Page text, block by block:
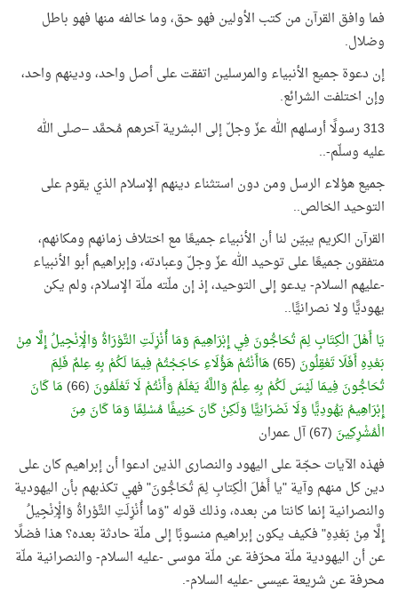
فما وافق القرآن من كتب الأولين فهو حق، وما خالفه منها فهو باطل
وضلال.
إن دعوة جميع الأنبياء والمرسلين اتفقت على أصل واحد، ودينهم واحد،
وإن اختلفت الشرائع.
313 رسولًا أرسلهم الله عزّ وجلّ إلى البشرية آخرهم مُحمَّد –صلى الله
عليه وسلّم-..
جميع هؤلاء الرسل ومن دون استثناء دينهم الإسلام الذي يقوم على
التوحيد الخالص..
القرآن الكريم يبيّن لنا أن الأنبياء جميعًا مع اختلاف زمانهم ومكانهم،
متفقون جميعًا على توحيد الله عزّ وجلّ وعبادته، وإبراهيم أبو الأنبياء
-عليهم السلام- يدعو إلى التوحيد، إذ إن ملّته ملّة الإسلام، ولم يكن
يهوديًّا ولا نصرانيًّا..
يَا أَهْلَ الْكِتَابِ لِمَ تُحَاجُّونَ فِي إِبْرَاهِيمَ وَمَا أُنْزِلَتِ التَّوْرَاةُ وَالْإِنْجِيلُ إِلَّا مِنْ
بَعْدِهِ أَفَلَا تَعْقِلُونَ (65)
هَاأَنْتُمْ هَؤُلَاءِ حَاجَجْتُمْ فِيمَا لَكُمْ بِهِ عِلمٌ فَلِمَ
تُحَاجُّونَ فِيمَا لَيْسَ لَكُمْ بِهِ عِلْمٌ وَاللَّهُ يَعْلَمُ وَأَنْتُمْ لَا تَعْلَمُونَ (66)
مَا كَانَ
إِبْرَاهِيمُ يَهُودِيًّا وَلَا نَصْرَانِيًّا وَلَكِنْ كَانَ حَنِيفًا مُسْلِمًا وَمَا كَانَ مِنَ
الْمُشْرِكِينَ (67) آل عمران
فهذه الآيات حجّة على اليهود والنصارى الذين ادعوا أن إبراهيم كان على
دين كل منهم وآية "يا أَهْلَ الْكِتابِ لِمَ تُحَاجُّونَ" فهي تكذبهم بأن اليهودية
والنصرانية إنما كانتا من بعده، وذلك قوله "وَما أُنْزِلَتِ التَّوْراةُ وَالْإِنْجِيلُ
إِلَّا مِنْ بَعْدِهِ" فكيف يكون إبراهيم منسوبًا إلى ملّة حادثة بعده؟ هذا فضلًا
عن أن اليهودية ملّة محرّفة عن ملّة موسى -عليه السلام- والنصرانية ملّة
محرفة عن شريعة عيسى -عليه السلام-.